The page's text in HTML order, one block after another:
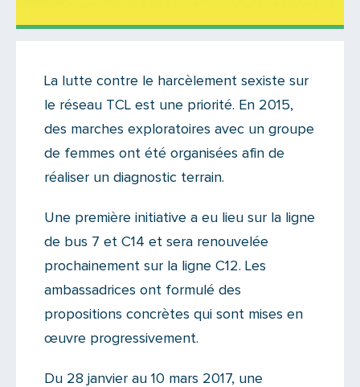
Il y a 5 commentaires sur cet article
Ajoutez le vôtre
La lutte contre le harcèlement sexiste sur
le réseau TCL est une priorité. En 2015,
des marches exploratoires avec un groupe
de femmes ont été organisées afin de
réaliser un diagnostic terrain.
Une première initiative a eu lieu sur la ligne
de bus 7 et C14 et sera renouvelée
prochainement sur la ligne C12. Les
ambassadrices ont formulé des
propositions concrètes qui sont mises en
œuvre progressivement.
Du 28 janvier au 10 mars 2017, une